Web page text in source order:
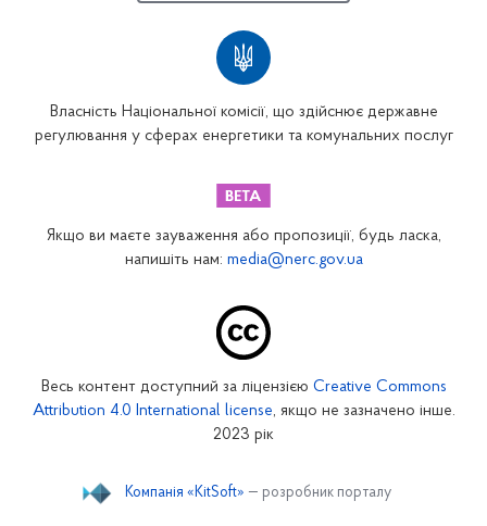
Власність Національної комісії, що здійснює державне
регулювання у сферах енергетики та комунальних послуг
Якщо ви маєте зауваження або пропозиції, будь ласка,
напишіть нам: media@nerc.gov.ua
Весь контент доступний за ліцензією Creative Commons
Attribution 4.0 International license, якщо не зазначено інше.
2023 рік
Компанія «KitSoft» — розробник порталу